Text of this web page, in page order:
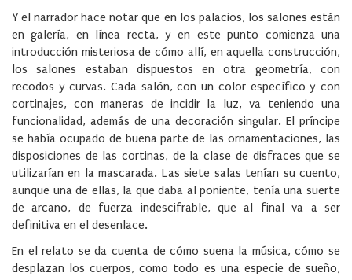
Y el narrador hace notar que en los palacios, los salones están
en galería, en línea recta, y en este punto comienza una
introducción misteriosa de cómo allí, en aquella construcción,
los salones estaban dispuestos en otra geometría, con
recodos y curvas. Cada salón, con un color específico y con
cortinajes, con maneras de incidir la luz, va teniendo una
funcionalidad, además de una decoración singular. El príncipe
se había ocupado de buena parte de las ornamentaciones, las
disposiciones de las cortinas, de la clase de disfraces que se
utilizarían en la mascarada. Las siete salas tenían su cuento,
aunque una de ellas, la que daba al poniente, tenía una suerte
de arcano, de fuerza indescifrable, que al final va a ser
definitiva en el desenlace.
En el relato se da cuenta de cómo suena la música, cómo se
desplazan los cuerpos, como todo es una especie de sueño,